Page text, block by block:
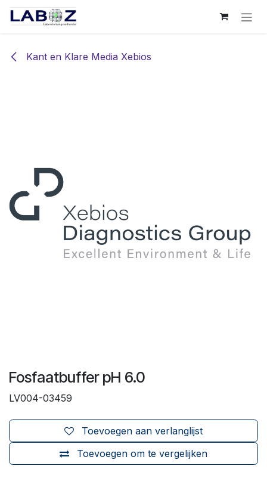
Overslaan naar inhoud
Kant en Klare Media Xebios
Fosfaatbuffer pH 6.0
LV004-03459
Toevoegen om te vergelijken
Toevoegen aan verlanglijst